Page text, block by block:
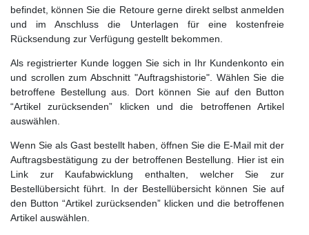
befindet, können Sie die Retoure gerne direkt selbst anmelden
und im Anschluss die Unterlagen für eine kostenfreie
Rücksendung zur Verfügung gestellt bekommen.
Als registrierter Kunde loggen Sie sich in Ihr Kundenkonto ein
und scrollen zum Abschnitt "Auftragshistorie". Wählen Sie die
betroffene Bestellung aus. Dort können Sie auf den Button
“Artikel zurücksenden” klicken und die betroffenen Artikel
auswählen.
Wenn Sie als Gast bestellt haben, öffnen Sie die E-Mail mit der
Auftragsbestätigung zu der betroffenen Bestellung. Hier ist ein
Link zur Kaufabwicklung enthalten, welcher Sie zur
Bestellübersicht führt. In der Bestellübersicht können Sie auf
den Button “Artikel zurücksenden” klicken und die betroffenen
Artikel auswählen.